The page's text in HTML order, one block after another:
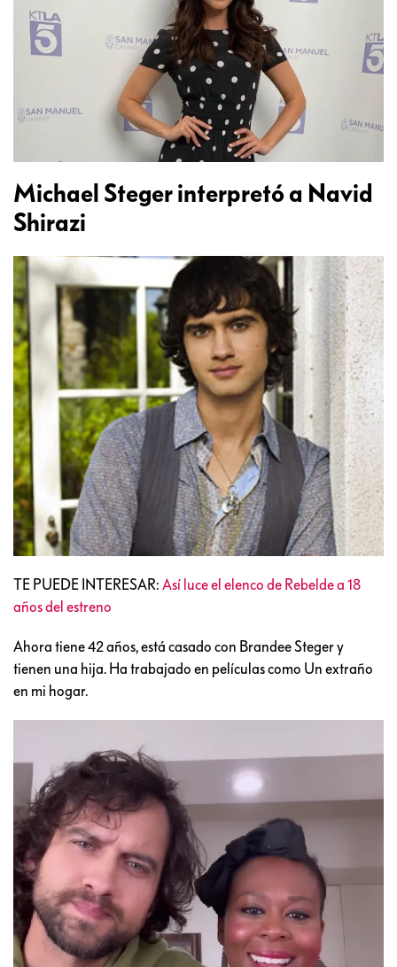
Michael Steger interpretó a Navid
Shirazi
TE PUEDE INTERESAR: Así luce el elenco de Rebelde a 18
años del estreno
Ahora tiene 42 años, está casado con Brandee Steger y
tienen una hija. Ha trabajado en películas como Un extraño
en mi hogar.